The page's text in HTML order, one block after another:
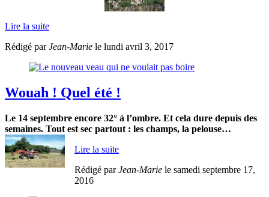
Lire la suite
Rédigé parJean-Marie le lundi avril 3, 2017
Wouah ! Quel été !
Le 14 septembre encore 32° à l’ombre. Et cela dure depuis des
semaines. Tout est sec partout : les champs, la pelouse…
Lire la suite
Rédigé parJean-Marie le samedi septembre 17,
2016